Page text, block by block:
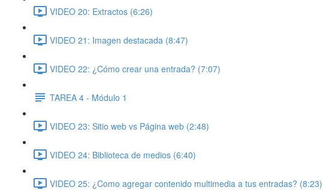
VIDEO 20: Extractos (6:26)
VIDEO 21: Imagen destacada (8:47)
VIDEO 22: ¿Cómo crear una entrada? (7:07)
TAREA 4 - Módulo 1
VIDEO 23: Sitio web vs Página web (2:48)
VIDEO 24: Biblioteca de medios (6:40)
VIDEO 25: ¿Como agregar contenido multimedia a tus entradas? (8:23)